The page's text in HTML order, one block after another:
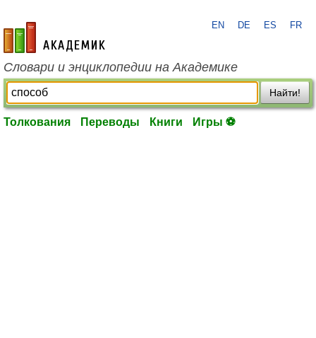
academic.ru
EN DE ES FR
Словари и энциклопедии на Академике
Найти!
Толкования Переводы Книги Игры ⚽